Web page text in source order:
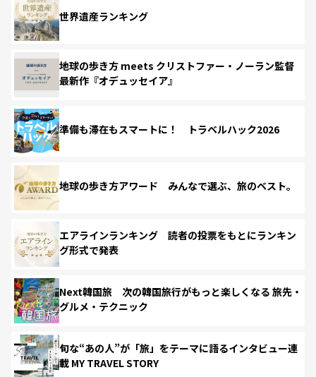
世界遺産ランキング
地球の歩き方 meets クリストファー・ノーラン監督
最新作『オデュッセイア』
準備も滞在もスマートに！ トラベルハック2026
地球の歩き方アワード みんなで選ぶ、旅のベスト。
エアラインランキング 読者の投票をもとにランキン
グ形式で発表
Next韓国旅 次の韓国旅行がもっと楽しくなる 旅先・
グルメ・テクニック
旬な“あの人”が「旅」をテーマに語るインタビュー連
載 MY TRAVEL STORY